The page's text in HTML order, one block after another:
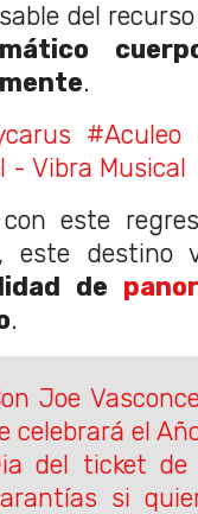
del
.
#Aculeo
- Vibra Musical
este
este destino
de
.
Joe
celebrará el
del ticket de
si